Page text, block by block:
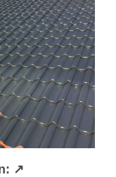
↗️